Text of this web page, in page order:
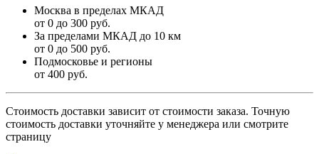
Москва в пределах МКАД
от 0 до 300 руб.
За пределами МКАД до 10 км
от 0 до 500 руб.
Подмосковье и регионы
от 400 руб.
Стоимость доставки зависит от стоимости заказа. Точную
стоимость доставки уточняйте у менеджера или смотрите
страницу